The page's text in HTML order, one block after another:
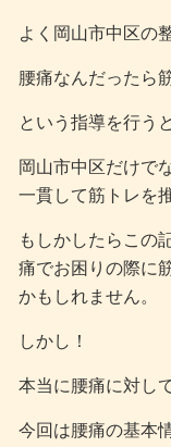
よく岡山市中区の
腰痛なんだったら
という指導を行う
岡山市中区だけで
一貫して筋トレを
もしかしたらこの
痛でお困りの際に
かもしれません。
しかし！
本当に腰痛に対し
今回は腰痛の基本